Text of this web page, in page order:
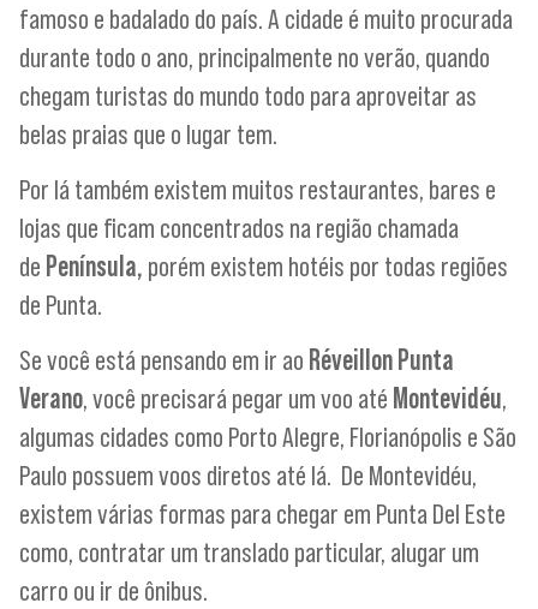
famoso e badalado do país. A cidade é muito procurada
durante todo o ano, principalmente no verão, quando
chegam turistas do mundo todo para aproveitar as
belas praias que o lugar tem.
Por lá também existem muitos restaurantes, bares e
lojas que ficam concentrados na região chamada
de Península, porém existem hotéis por todas regiões
de Punta.
Se você está pensando em ir ao Réveillon Punta
Verano, você precisará pegar um voo até Montevidéu,
algumas cidades como Porto Alegre, Florianópolis e São
Paulo possuem voos diretos até lá. De Montevidéu,
existem várias formas para chegar em Punta Del Este
como, contratar um translado particular, alugar um
carro ou ir de ônibus.